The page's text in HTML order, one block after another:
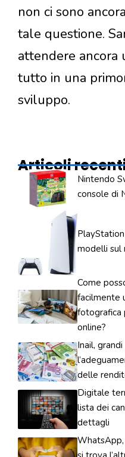
non ci sono
tale questione.
attendere ancora
tutto in una
sviluppo.
Articoli
Nintendo
console di
modelli sul
Come
facilmente
fotografica
online?
Inail,
delle
Digitale
lista dei
dettagli